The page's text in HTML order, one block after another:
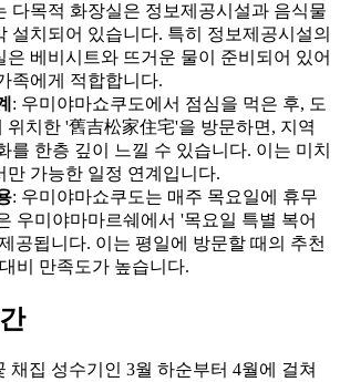
다목적 화장실은 정보제공시설과 음식물
설치되어 있습니다. 특히 정보제공시설의
은 베비시트와 뜨거운 물이 준비되어 있어
족에게 적합합니다.
: 우미야마쇼쿠도에서 점심을 먹은 후, 도
위치한 '舊吉松家住宅'을 방문하면, 지역
를 한층 깊이 느낄 수 있습니다. 이는 미치
만 가능한 일정 연계입니다.
: 우미야마쇼쿠도는 매주 목요일에 휴무
우미야마마르쉐에서 '목요일 특별 복어
공됩니다. 이는 평일에 방문할 때의 추천
비 만족도가 높습니다.
채집 성수기인 3월 하순부터 4월에 걸쳐